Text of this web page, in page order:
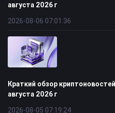
августа 2026 г
2026-08-06 07:01:36
Краткий обзор
августа 2026 г
2026-08-05 07:19:24